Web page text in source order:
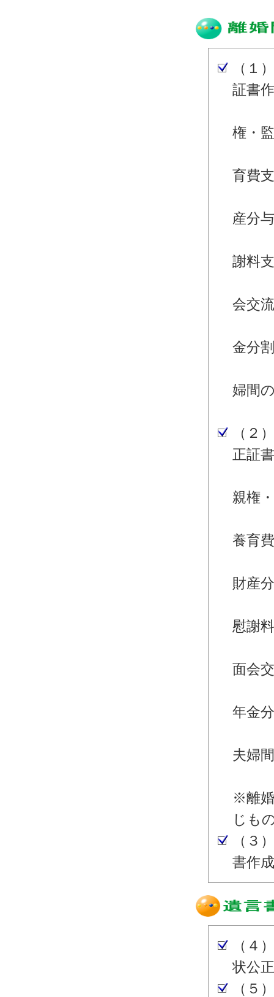
（１
証書
権・
育費
産分
謝料
会交流
金分割
婦間
（２
正証
親権
養育
財産
慰謝
面会
年金
夫婦
※離
じも
（３
書作成
（４
状公
（５